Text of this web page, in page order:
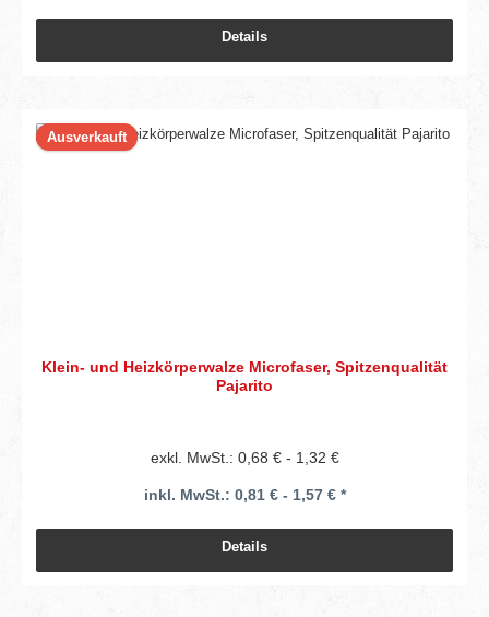
Details
Ausverkauft
Klein- und Heizkörperwalze Microfaser, Spitzenqualität
Pajarito
exkl. MwSt.: 0,68 € - 1,32 €
inkl. MwSt.: 0,81 € - 1,57 € *
Details